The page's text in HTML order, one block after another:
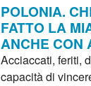
POLONIA.
FATTO LA
ANCHE CON
Acciaccati, feriti,
capacità di